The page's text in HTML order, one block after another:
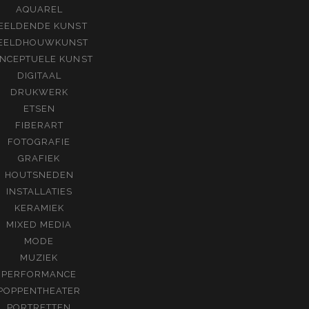
AQUAREL
KUNST
KUNST
DIGITAAL
DRUKWERK
ETSEN
FIBERART
FOTOGRAFIE
GRAFIEK
HOUTSNEDEN
INSTALLATIES
KERAMIEK
MIXED MEDIA
MODE
MUZIEK
PERFORMANCE